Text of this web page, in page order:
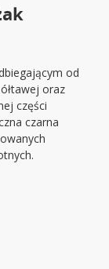
od
oraz
części
czarna